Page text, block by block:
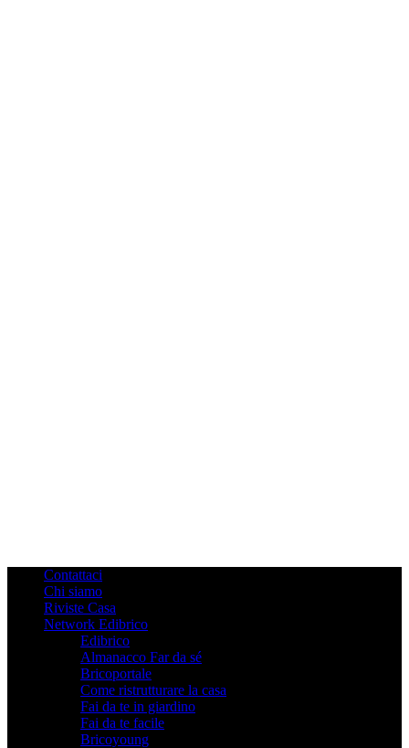
Contattaci
Chi siamo
Riviste Casa
Network Edibrico
Edibrico
Almanacco Far da sé
Bricoportale
Come ristrutturare la casa
Fai da te in giardino
Fai da te facile
Bricoyoung